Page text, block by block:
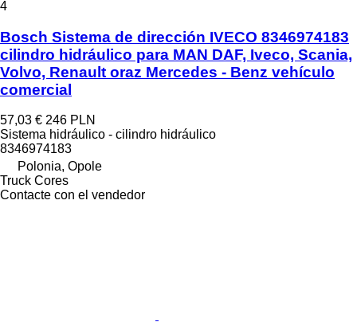
4
Bosch Sistema de dirección IVECO 8346974183
cilindro hidráulico para MAN DAF, Iveco, Scania,
Volvo, Renault oraz Mercedes - Benz vehículo
comercial
57,03 € 246 PLN
Sistema hidráulico - cilindro hidráulico
8346974183
Polonia, Opole
Truck Cores
Contacte con el vendedor